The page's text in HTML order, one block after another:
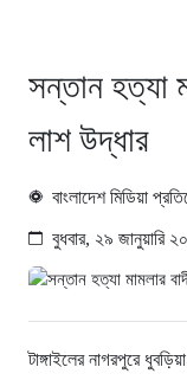
সন্তান হত্যা
লাশ উদ্ধার
বাংলাদেশ মিডিয়া
বুধবার, ২৯
টাঙ্গাইলের নাগরপুরে